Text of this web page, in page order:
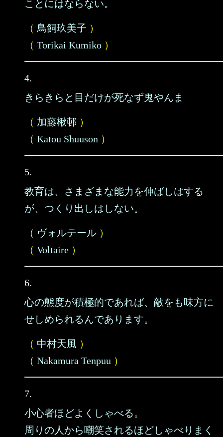
ことにはならない。
（ 鳥飼玖美子 ）
（ Torikai Kumiko ）
4.
きらきらと目だけが死なず鬼やんま
（ 加藤楸邨 ）
（ Katou Shuuson ）
5.
教育は、さまざまな能力を伸ばしはする
が、つくり出しはしない。
（ ヴォルテール ）
（ Voltaire ）
6.
心の態度が積極的であれば、敵をも味方に
せしめられるんであります。
（ 中村天風 ）
（ Nakamura Tenpuu ）
7.
小心者ほどよくしゃべる。
周りの人から嘲笑されるほどしゃべりまく